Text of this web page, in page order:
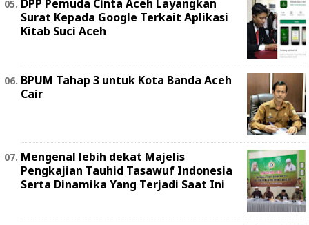
DPP Pemuda Cinta Aceh Layangkan
Surat Kepada Google Terkait Aplikasi
Kitab Suci Aceh
BPUM Tahap 3 untuk Kota Banda Aceh
Cair
Mengenal lebih dekat Majelis
Pengkajian Tauhid Tasawuf Indonesia
Serta Dinamika Yang Terjadi Saat Ini